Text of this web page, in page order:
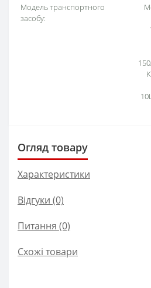
Модель транспортного
засобу:
Огляд товару
Характеристики
Відгуки (0)
Питання (0)
Схожі товари